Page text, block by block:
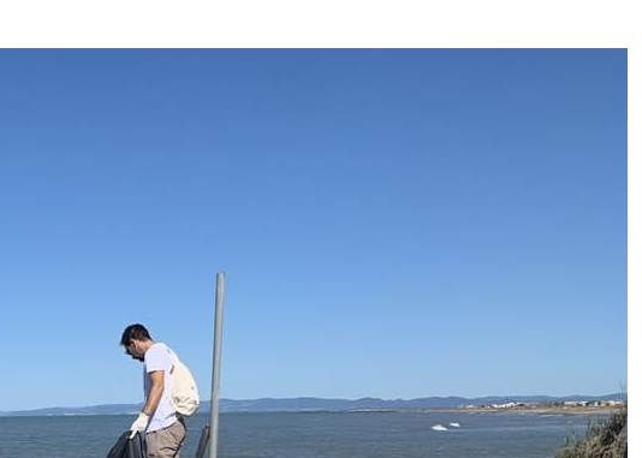
Rho,Nuovo arrivo al Francis Boxing
Team: il peso welter Biagio
Grimaldi